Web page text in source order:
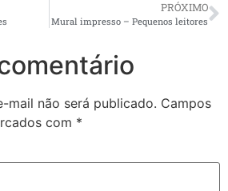
PRÓXIMO
Mural impresso – Pequenos leitores
mail não será publicado. Campos
com *